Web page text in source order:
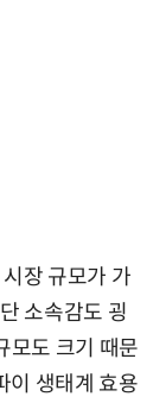
장 규모가 가
소속감도 굉
모도 크기 때문
이 생태계 효용